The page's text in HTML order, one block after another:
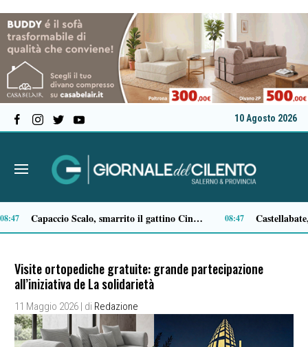
10 Agosto 2026
Capaccio Paestum, malore in mare: muore una 62enne 17:34
Visite ortopediche gratuite: grande partecipazione
all’iniziativa de La solidarietà
11 Maggio 2026 | di Redazione